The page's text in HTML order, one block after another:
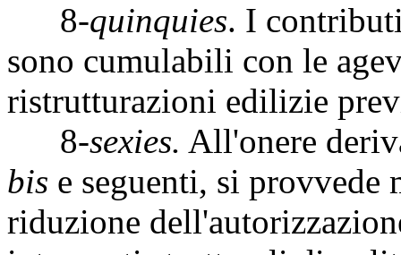
8-quinquies. I
sono cumulabili con le
ristrutturazioni edilizie
8-sexies. All'onere
bis e seguenti, si provvede
riduzione